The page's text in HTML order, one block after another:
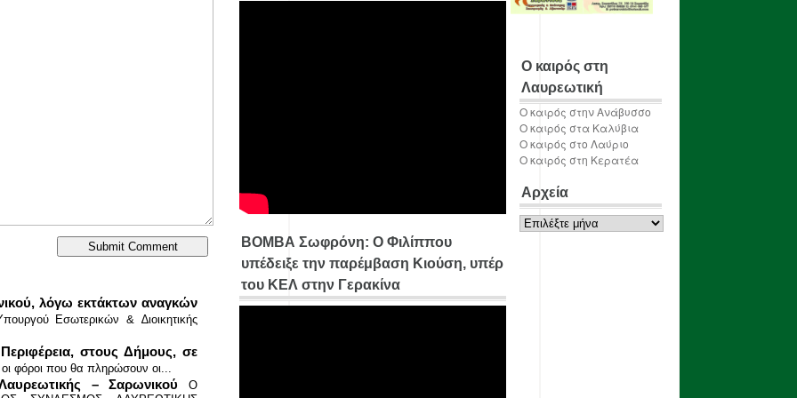
λόγω εκτάκτων αναγκών
Εσωτερικών & ∆ιοικητικής
στους Δήμους, σε
φόροι που θα πληρώσουν οι...
– Σαρωνικού Ο
ΒΟΜΒΑ Σωφρόνη: Ο Φιλίππου
υπέδειξε την παρέμβαση Κιούση, υπέρ
του ΚΕΛ στην Γερακίνα
Ο καιρός στη
Λαυρεωτική
Ο καιρός στην Ανάβυσσο
Ο καιρός στα Καλύβια
Ο καιρός στο Λαύριο
Ο καιρός στη Κερατέα
Αρχεία
Αρχεία